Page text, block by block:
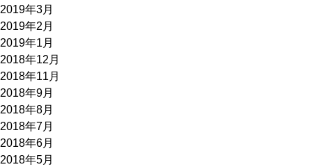
2019年3月
2019年2月
2019年1月
2018年12月
2018年11月
2018年9月
2018年8月
2018年7月
2018年6月
2018年5月